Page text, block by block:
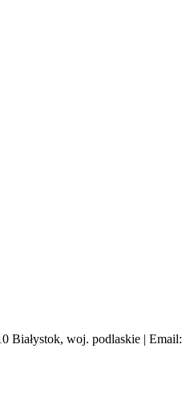
Białystok, woj. podlaskie | Email: